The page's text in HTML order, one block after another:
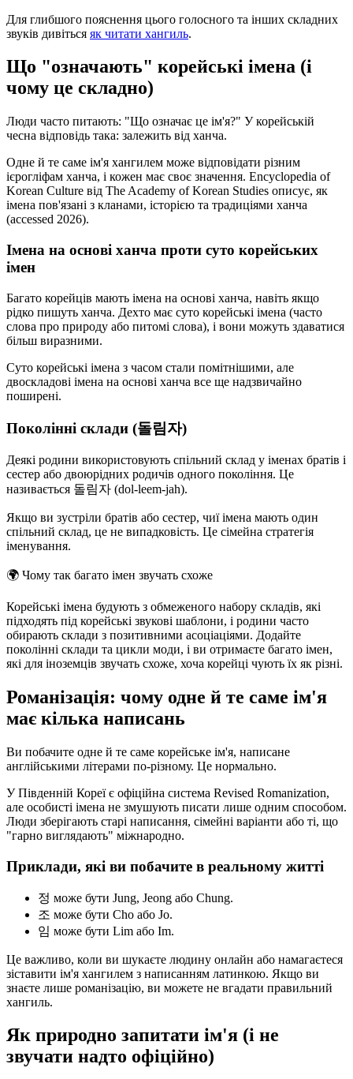
Для глибшого пояснення цього голосного та інших складних
звуків дивіться як читати хангиль.
Що "означають" корейські імена (і
чому це складно)
Люди часто питають: "Що означає це ім'я?" У корейській
чесна відповідь така: залежить від ханча.
Одне й те саме ім'я хангилем може відповідати різним
ієрогліфам ханча, і кожен має своє значення. Encyclopedia of
Korean Culture від The Academy of Korean Studies описує, як
імена пов'язані з кланами, історією та традиціями ханча
(accessed 2026).
Імена на основі ханча проти суто корейських
імен
Багато корейців мають імена на основі ханча, навіть якщо
рідко пишуть ханча. Дехто має суто корейські імена (часто
слова про природу або питомі слова), і вони можуть здаватися
більш виразними.
Суто корейські імена з часом стали помітнішими, але
двоскладові імена на основі ханча все ще надзвичайно
поширені.
Поколінні склади (돌림자)
Деякі родини використовують спільний склад у іменах братів і
сестер або двоюрідних родичів одного покоління. Це
називається 돌림자 (dol-leem-jah).
Якщо ви зустріли братів або сестер, чиї імена мають один
спільний склад, це не випадковість. Це сімейна стратегія
іменування.
🌍 Чому так багато імен звучать схоже
Корейські імена будують з обмеженого набору складів, які
підходять під корейські звукові шаблони, і родини часто
обирають склади з позитивними асоціаціями. Додайте
поколінні склади та цикли моди, і ви отримаєте багато імен,
які для іноземців звучать схоже, хоча корейці чують їх як різні.
Романізація: чому одне й те саме ім'я
має кілька написань
Ви побачите одне й те саме корейське ім'я, написане
англійськими літерами по-різному. Це нормально.
У Південній Кореї є офіційна система Revised Romanization,
але особисті імена не змушують писати лише одним способом.
Люди зберігають старі написання, сімейні варіанти або ті, що
"гарно виглядають" міжнародно.
Приклади, які ви побачите в реальному житті
정 може бути Jung, Jeong або Chung.
조 може бути Cho або Jo.
임 може бути Lim або Im.
Це важливо, коли ви шукаєте людину онлайн або намагаєтеся
зіставити ім'я хангилем з написанням латинкою. Якщо ви
знаєте лише романізацію, ви можете не вгадати правильний
хангиль.
Як природно запитати ім'я (і не
звучати надто офіційно)